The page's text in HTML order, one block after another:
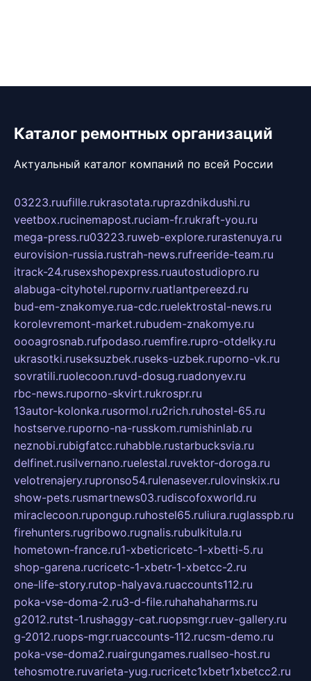
Каталог ремонтных организаций
Актуальный каталог компаний по всей России
03223.ruufille.rukrasotata.ruprazdnikdushi.ru
veetbox.rucinemapost.ruciam-fr.rukraft-you.ru
mega-press.ru03223.ruweb-explore.rurastenuya.ru
eurovision-russia.rustrah-news.rufreeride-team.ru
itrack-24.rusexshopexpress.ruautostudiopro.ru
alabuga-cityhotel.rupornv.ruatlantpereezd.ru
bud-em-znakomye.rua-cdc.ruelektrostal-news.ru
korolevremont-market.rubudem-znakomye.ru
oooagrosnab.rufpodaso.ruemfire.rupro-otdelky.ru
ukrasotki.ruseksuzbek.ruseks-uzbek.ruporno-vk.ru
sovratili.ruolecoon.ruvd-dosug.ruadonyev.ru
rbc-news.ruporno-skvirt.rukrospr.ru
13autor-kolonka.rusormol.ru2rich.ruhostel-65.ru
hostserve.ruporno-na-russkom.rumishinlab.ru
neznobi.rubigfatcc.ruhabble.rustarbucksvia.ru
delfinet.rusilvernano.ruelestal.ruvektor-doroga.ru
velotrenajery.rupronso54.rulenasever.rulovinskix.ru
show-pets.rusmartnews03.rudiscofoxworld.ru
miraclecoon.rupongup.ruhostel65.ruliura.ruglasspb.ru
firehunters.rugribowo.rugnalis.rubulkitula.ru
hometown-france.ru1-xbeticricetc-1-xbetti-5.ru
shop-garena.rucricetc-1-xbetr-1-xbetcc-2.ru
one-life-story.rutop-halyava.ruaccounts112.ru
poka-vse-doma-2.ru3-d-file.ruhahahaharms.ru
g2012.rutst-1.rushaggy-cat.ruopsmgr.ruev-gallery.ru
g-2012.ruops-mgr.ruaccounts-112.rucsm-demo.ru
poka-vse-doma2.ruairgungames.ruallseo-host.ru
tehosmotre.ruvarieta-yug.rucricetc1xbetr1xbetcc2.ru